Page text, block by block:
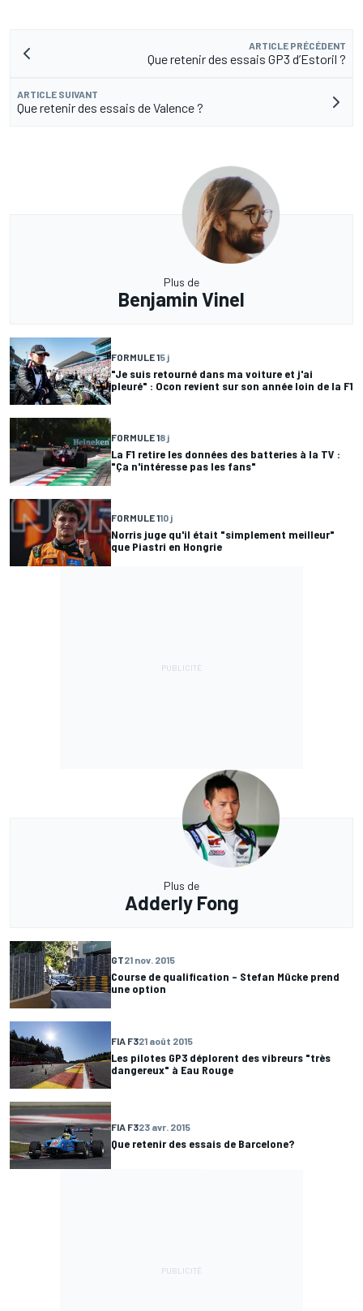
ARTICLE PRÉCÉDENT
Que retenir des essais GP3 d’Estoril ?
ARTICLE SUIVANT
Que retenir des essais de Valence ?
Plus de
Benjamin Vinel
FORMULE 15 j
"Je suis retourné dans ma voiture et j'ai
pleuré" : Ocon revient sur son année loin de la F1
FORMULE 18 j
La F1 retire les données des batteries à la TV :
"Ça n'intéresse pas les fans"
FORMULE 110 j
Norris juge qu'il était "simplement meilleur"
que Piastri en Hongrie
Plus de
Adderly Fong
GT21 nov. 2015
Course de qualification – Stefan Mücke prend
une option
FIA F321 août 2015
Les pilotes GP3 déplorent des vibreurs "très
dangereux" à Eau Rouge
FIA F323 avr. 2015
Que retenir des essais de Barcelone?